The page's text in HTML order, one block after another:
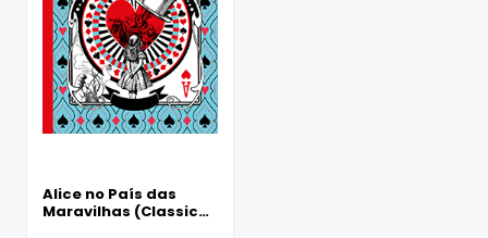
Alice no País das
Maravilhas (Classic